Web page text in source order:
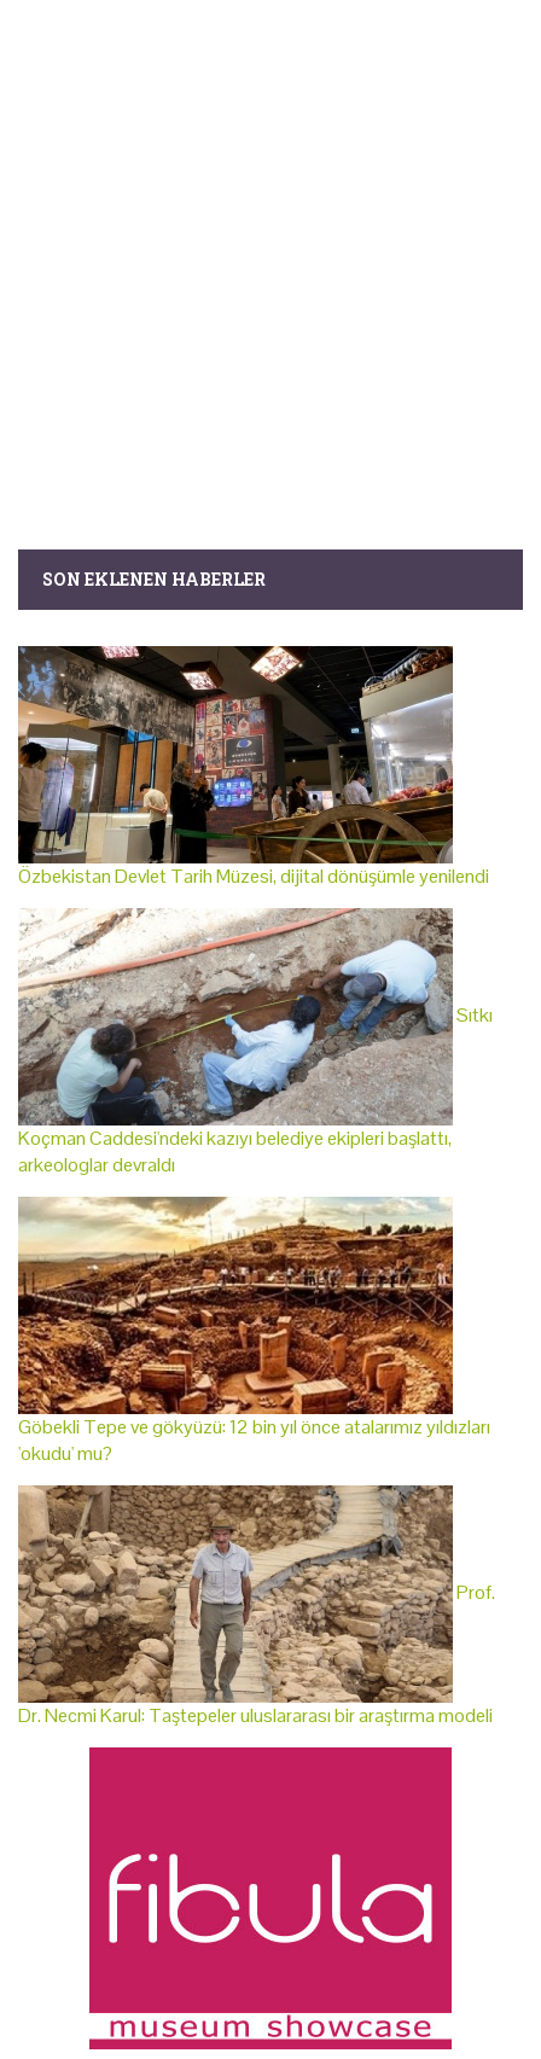
SON EKLENEN HABERLER
Özbekistan Devlet Tarih Müzesi, dijital dönüşümle yenilendi
Sıtkı
Koçman Caddesi'ndeki kazıyı belediye ekipleri başlattı,
arkeologlar devraldı
Göbekli Tepe ve gökyüzü: 12 bin yıl önce atalarımız yıldızları
'okudu' mu?
Prof.
Dr. Necmi Karul: Taştepeler uluslararası bir araştırma modeli